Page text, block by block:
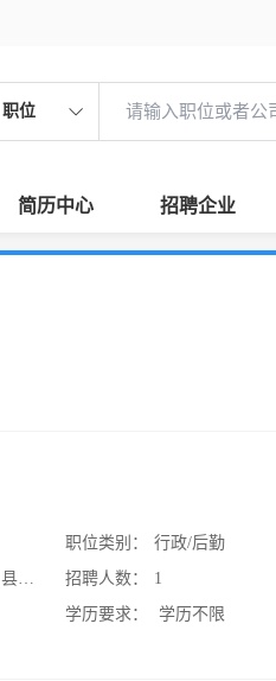
职位
简历中心 招聘企业
12
职位类别：
行政/后勤
招聘人数：
1
学历要求：
学历不限